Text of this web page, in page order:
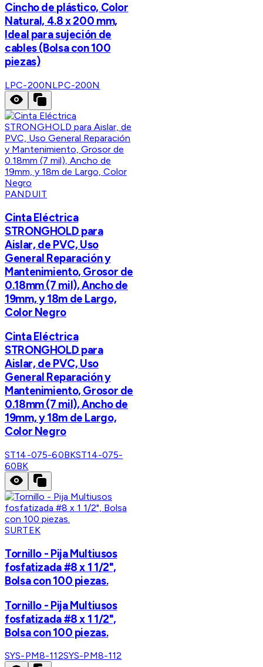
Cincho de plástico, Color
Natural, 4.8 x 200 mm,
Ideal para sujeción de
cables (Bolsa con 100
piezas)
LPC-200NLPC-200N
PANDUIT
Cinta Eléctrica
STRONGHOLD para
Aislar, de PVC, Uso
General Reparación y
Mantenimiento, Grosor de
0.18mm (7 mil), Ancho de
19mm, y 18m de Largo,
Color Negro
Cinta Eléctrica
STRONGHOLD para
Aislar, de PVC, Uso
General Reparación y
Mantenimiento, Grosor de
0.18mm (7 mil), Ancho de
19mm, y 18m de Largo,
Color Negro
ST14-075-60BKST14-075-
60BK
SURTEK
Tornillo - Pija Multiusos
fosfatizada #8 x 1 1/2",
Bolsa con 100 piezas.
Tornillo - Pija Multiusos
fosfatizada #8 x 1 1/2",
Bolsa con 100 piezas.
SYS-PM8-112SYS-PM8-112